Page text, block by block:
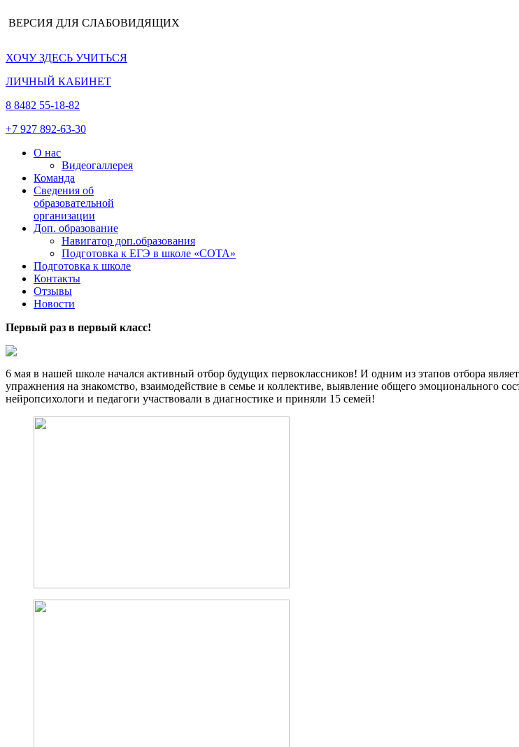
ВЕРСИЯ ДЛЯ СЛАБОВИДЯЩИХ
ХОЧУ ЗДЕСЬ УЧИТЬСЯ
ЛИЧНЫЙ КАБИНЕТ
8 8482 55-18-82
+7 927 892-63-30
О нас
Видеогаллерея
Команда
Сведения об
образовательной
организации
Доп. образование
Навигатор доп.образования
Подготовка к ЕГЭ в школе «СОТА»
Подготовка к школе
Контакты
Отзывы
Новости
Первый раз в первый класс!
6 мая в нашей школе начался активный отбор будущих первоклассников! И одним из этапов отбора
упражнения на знакомство, взаимодействие в семье и коллективе, выявление общего эмоционального
нейропсихологи и педагоги участвовали в диагностике и приняли 15 семей!